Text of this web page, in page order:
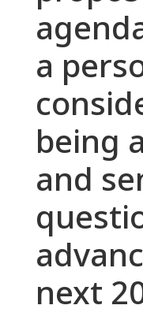
a
being
and
next